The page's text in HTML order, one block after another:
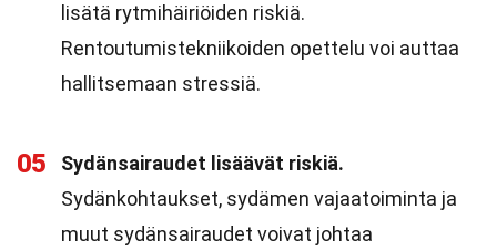
lisätä rytmihäiriöiden riskiä.
Rentoutumistekniikoiden opettelu voi auttaa
hallitsemaan stressiä.
05
Sydänsairaudet lisäävät riskiä.
Sydänkohtaukset, sydämen vajaatoiminta ja
muut sydänsairaudet voivat johtaa